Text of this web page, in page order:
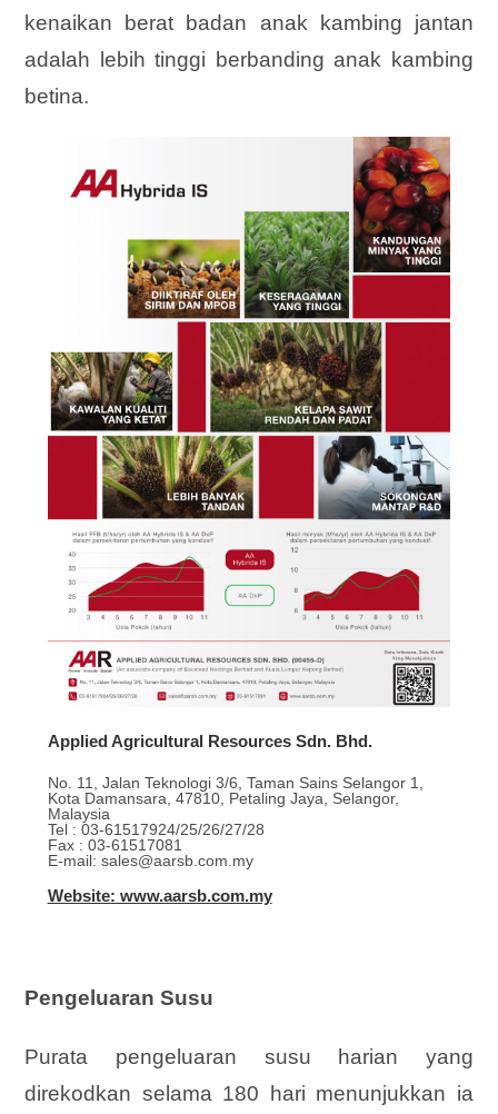
kenaikan berat badan anak kambing jantan
adalah lebih tinggi berbanding anak kambing
betina.
Applied Agricultural Resources Sdn. Bhd.
No. 11, Jalan Teknologi 3/6, Taman Sains Selangor 1,
Kota Damansara, 47810, Petaling Jaya, Selangor,
Malaysia
Tel : 03-61517924/25/26/27/28
Fax : 03-61517081
E-mail: sales@aarsb.com.my
Website: www.aarsb.com.my
Pengeluaran Susu
Purata pengeluaran susu harian yang
direkodkan selama 180 hari menunjukkan ia